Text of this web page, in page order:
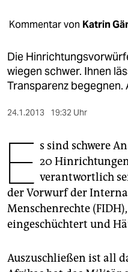
öko
gesellschaft
kultur
wahrheit
verlag
verlag
veranstaltungen
Kommentar von Katrin
Die
wiegen schwer. Ihnen
Transparenz begegnen.
24.1.2013 19:32 Uhr
E s sind schwere
20
verantwortlich
der Vorwurf der
Menschenrechte
eingeschüchtert und
Auszuschließen ist all